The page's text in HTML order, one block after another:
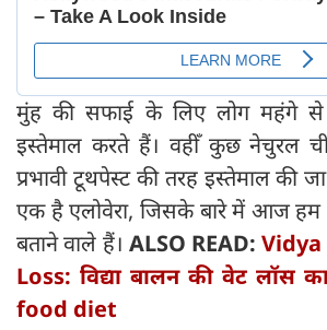
मुंह की सफाई के लिए लोग महंगे
इस्तेमाल करते हैं। वहीँ कुछ नेचुरल
प्रभावी टूथपेस्ट की तरह इस्तेमाल की
एक है एलोवेरा, जिसके बारे में आज
बताने वाले हैं। ALSO READ:
Loss: विद्या बालन की वेट लॉस
food diet